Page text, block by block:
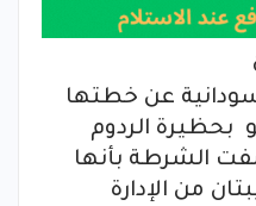
عن خطتها
بحظيرة الردوم
الشرطة بأنها
من الإدارة